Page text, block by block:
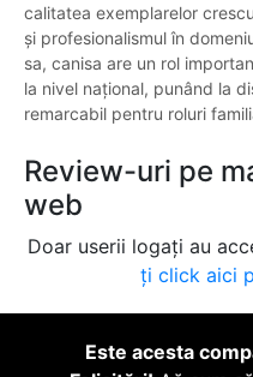
calitatea exemplarelor
și profesionalismul în
sa, canisa are un rol
la nivel național, punând la
remarcabil pentru roluri
Review-uri pe
web
Doar userii logați au
ți click aici
Este acesta